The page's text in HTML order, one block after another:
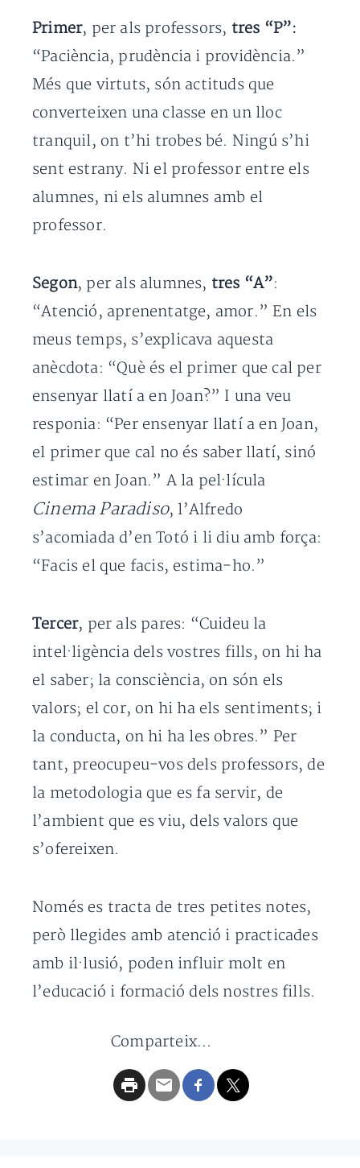
Primer, per als professors, tres “P”:
“Paciència, prudència i providència.”
Més que virtuts, són actituds que
converteixen una classe en un lloc
tranquil, on t’hi trobes bé. Ningú s’hi
sent estrany. Ni el professor entre els
alumnes, ni els alumnes amb el
professor.
Segon, per als alumnes, tres “A”:
“Atenció, aprenentatge, amor.” En els
meus temps, s’explicava aquesta
anècdota: “Què és el primer que cal per
ensenyar llatí a en Joan?” I una veu
responia: “Per ensenyar llatí a en Joan,
el primer que cal no és saber llatí, sinó
estimar en Joan.” A la pel·lícula
Cinema Paradiso, l’Alfredo
s’acomiada d’en Totó i li diu amb força:
“Facis el que facis, estima-ho.”
Tercer, per als pares: “Cuideu la
intel·ligència dels vostres fills, on hi ha
el saber; la consciència, on són els
valors; el cor, on hi ha els sentiments; i
la conducta, on hi ha les obres.” Per
tant, preocupeu-vos dels professors, de
la metodologia que es fa servir, de
l’ambient que es viu, dels valors que
s’ofereixen.
Només es tracta de tres petites notes,
però llegides amb atenció i practicades
amb il·lusió, poden influir molt en
l’educació i formació dels nostres fills.
Comparteix...